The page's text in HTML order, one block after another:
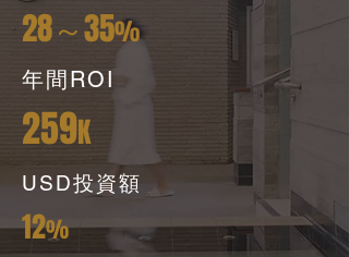
28～35%
年間ROI
259K
USD投資額
12%